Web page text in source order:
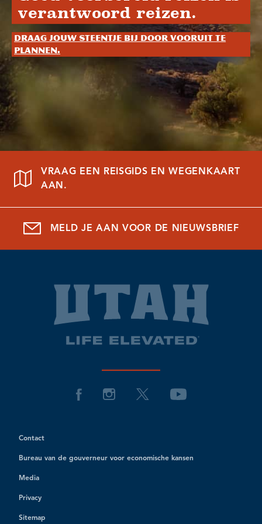
verantwoord reizen.
Draag jouw steentje bij door vooruit te
plannen.
VRAAG EEN REISGIDS EN WEGENKAART
AAN.
MELD JE AAN VOOR DE NIEUWSBRIEF
Contact
Bureau van de gouverneur voor economische kansen
Media
Privacy
Sitemap